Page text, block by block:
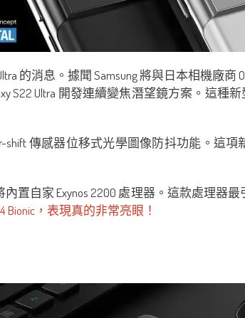
的消息。據聞 Samsung 將與日本相機廠商
S22 Ultra 開發連續變焦潛望鏡方案。這
shift 傳感器位移式光學圖像防抖功能。
內置自家 Exynos 2200 處理器。這款處理器
，表現真的非常亮眼！